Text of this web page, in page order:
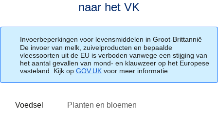
naar het VK
Invoerbeperkingen voor levensmiddelen in Groot-Brittannië
De invoer van melk, zuivelproducten en bepaalde
vleessoorten uit de EU is verboden vanwege een stijging van
het aantal gevallen van mond- en klauwzeer op het Europese
vasteland. Kijk op GOV.UK (opent in een nieuwe tab
voor meer informatie.
Voedsel Planten en bloemen